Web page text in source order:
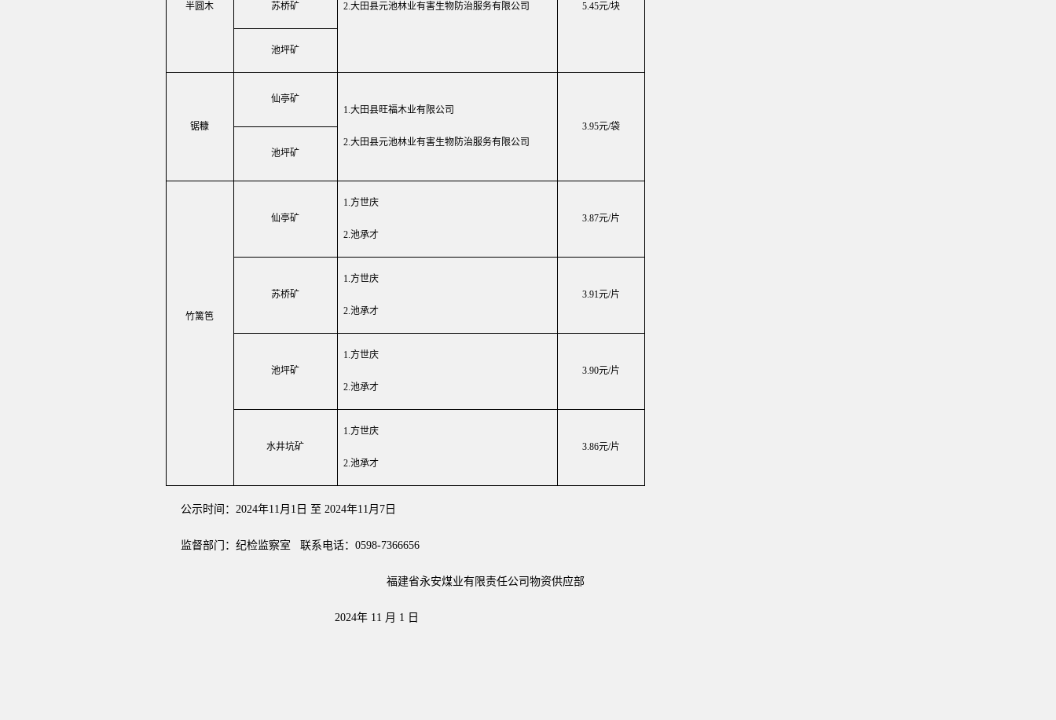
半圆木 2.大田县元池林业有害生物防治服务有限公司 5.45元/块
苏桥矿
池坪矿
锯糠
仙亭矿
1.大田县旺福木业有限公司
2.大田县元池林业有害生物防治服务有限公司
3.95元/袋
池坪矿
竹篱笆
仙亭矿
1.方世庆
2.池承才
3.87元/片
苏桥矿
1.方世庆
2.池承才
3.91元/片
池坪矿
1.方世庆
2.池承才
3.90元/片
水井坑矿
1.方世庆
2.池承才
3.86元/片
公示时间： 2024年11月1日 至 2024年11月7日
监督部门：纪检监察室 联系电话： 0598-7366656
福建省永安煤业有限责任公司物资供应部
2024年 11 月 1 日